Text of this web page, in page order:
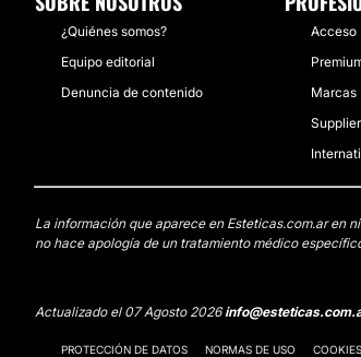
¿Quiénes somos?
Equipo editorial
Denuncia de contenido
Acceso
Marcas
La información que aparece en Esteticas.com.ar en
no hace apología de un tratamiento médico
Actualizado el 07 Agosto 2026
PROTECCIÓN DE DATOS NORMAS DE USO COOKIES